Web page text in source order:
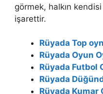
görmek, halkın
işarettir.
Rüyada Top
Rüyada Oyun
Rüyada Futbol
Rüyada
Rüyada Kumar